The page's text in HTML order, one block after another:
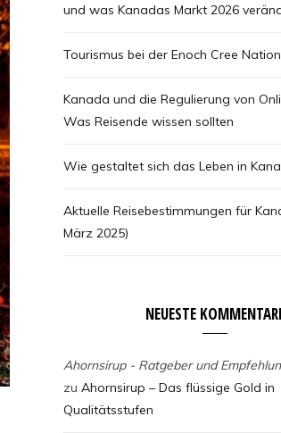
und was Kanadas Markt 2026
Tourismus bei der Enoch Cree Nation
Kanada und die Regulierung von
Was Reisende wissen sollten
Wie gestaltet sich das Leben in
Aktuelle Reisebestimmungen für
März 2025)
NEUESTE
Ahornsirup - Ratgeber und
zu Ahornsirup – Das flüssige Gold in
Qualitätsstufen